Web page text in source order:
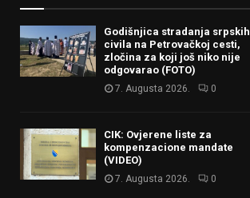
Godišnjica stradanja srpskih
civila na Petrovačkoj cesti,
zločina za koji još niko nije
odgovarao (FOTO)
7. Augusta 2026. 0
CIK: Ovjerene liste za
kompenzacione mandate
(VIDEO)
7. Augusta 2026. 0